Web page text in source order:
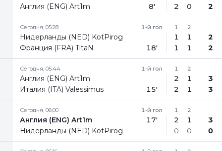
Англия (ENG) Art1m
8'
2
0
2
Сегодня, 05:28
Нидерланды (NED) KotPirog
Франция (FRA) TitaN
1-й гол
18'
1
1
1
2
1
1
2
2
Сегодня, 05:44
Англия (ENG) Art1m
Италия (ITA) Valessimus
1-й гол
15'
1
2
2
2
1
1
3
3
Сегодня, 06:00
Англия (ENG) Art1m
Нидерланды (NED) KotPirog
1-й гол
17'
1
2
0
2
1
0
3
0